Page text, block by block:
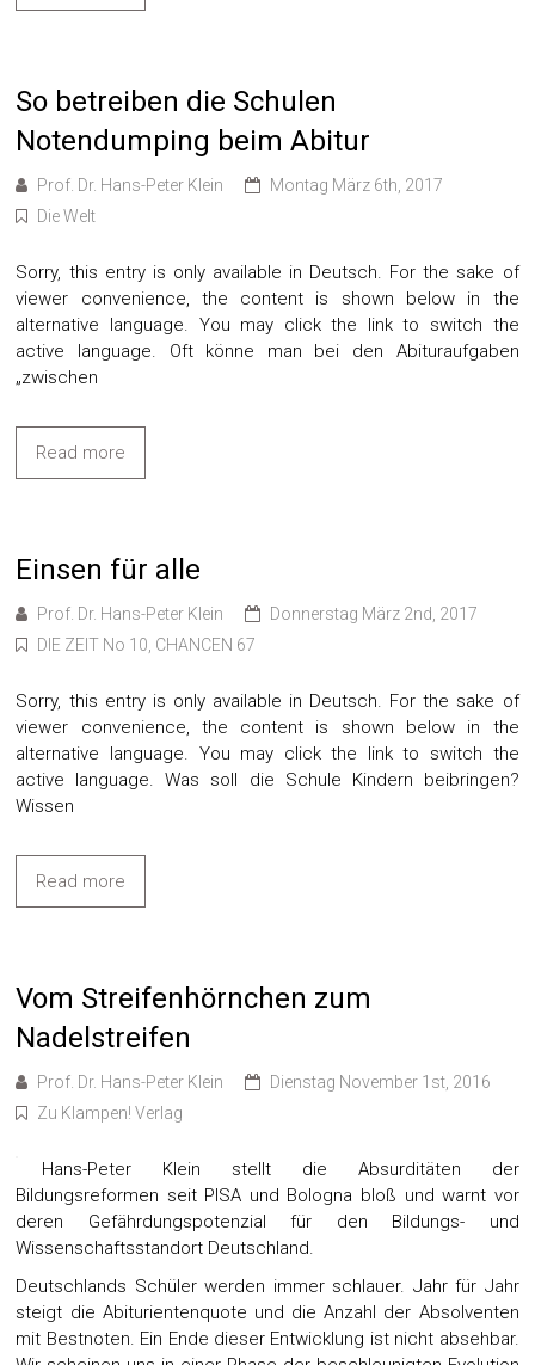
So betreiben die Schulen
Notendumping beim Abitur
Prof. Dr. Hans-Peter Klein
Montag März 6th, 2017
Die Welt
Sorry, this entry is only available in Deutsch. For the sake of
viewer convenience, the content is shown below in the
alternative language. You may click the link to switch the
active language. Oft könne man bei den Abituraufgaben
„zwischen
Read more
Einsen für alle
Prof. Dr. Hans-Peter Klein
Donnerstag März 2nd, 2017
DIE ZEIT No 10, CHANCEN 67
Sorry, this entry is only available in Deutsch. For the sake of
viewer convenience, the content is shown below in the
alternative language. You may click the link to switch the
active language. Was soll die Schule Kindern beibringen?
Wissen
Read more
Vom Streifenhörnchen zum
Nadelstreifen
Prof. Dr. Hans-Peter Klein
Dienstag November 1st, 2016
Zu Klampen! Verlag
Hans-Peter Klein stellt die Absurditäten der
Bildungsreformen seit PISA und Bologna bloß und warnt vor
deren Gefährdungspotenzial für den Bildungs- und
Wissenschaftsstandort Deutschland.
Deutschlands Schüler werden immer schlauer. Jahr für Jahr
steigt die Abiturientenquote und die Anzahl der Absolventen
mit Bestnoten. Ein Ende dieser Entwicklung ist nicht absehbar.